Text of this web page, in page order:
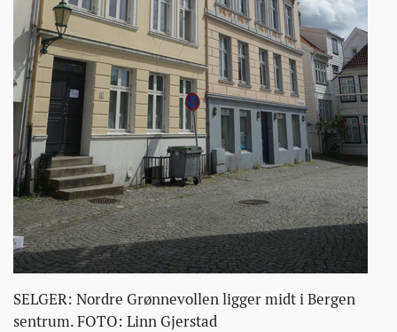
SELGER: Nordre Grønnevollen ligger midt i Bergen
sentrum. FOTO: Linn Gjerstad